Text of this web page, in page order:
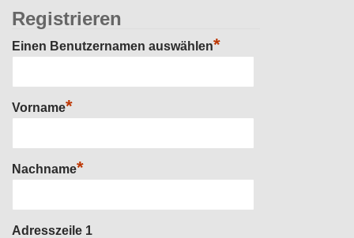
Registrieren
Einen Benutzernamen auswählen*
Vorname*
Nachname*
Adresszeile 1